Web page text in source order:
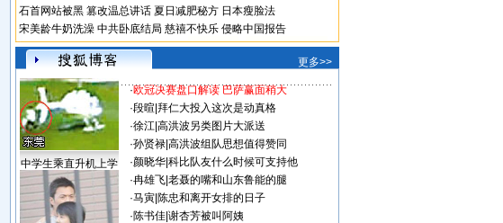
石首网站被黑 篡改温总讲话 夏日减肥秘方 日本瘦脸法
宋美龄牛奶洗澡 中共卧底结局 慈禧不快乐 侵略中国报告
更多>>
中学生乘直升机上学
·欧冠决赛盘口解读 巴萨赢面稍大
·段暄 拜仁大投入这次是动真格
·徐江| 高洪波另类图片大派送
·孙贤禄| 高洪波组队思想值得赞同
·颜晓华| 科比队友什么时候可支持他
·冉雄飞| 老聂的嘴和山东鲁能的腿
·马寅| 陈忠和离开女排的日子
·陈书佳| 谢杏芳被叫阿姨